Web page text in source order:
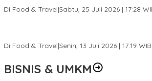
Di Food & Travel|Sabtu, 25 Juli 2026 | 17:28
Di Food & Travel|Senin, 13 Juli 2026 | 17:19 WIB
BISNIS & UMKM